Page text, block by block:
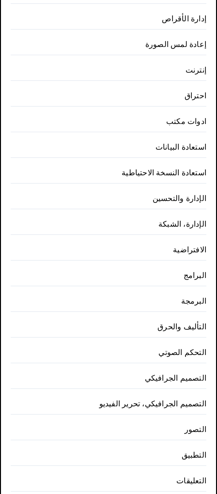
إدارة الأقراص
إعادة لمس الصورة
إنترنت
احتراق
ادوات مكتب
استعادة البيانات
استعادة النسخة الاحتياطية
الإدارة والتحسين
الإدارة، الشبكة
الافتراضية
البرامج
البرمجة
التأليف والحرق
التحكم الصوتي
التصميم الجرافيكي
التصميم الجرافيكي، تحرير الفيديو
التصور
التطبيق
التعليقات